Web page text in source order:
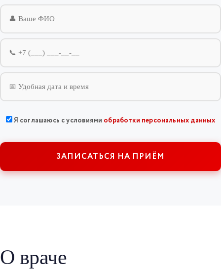
Я соглашаюсь с условиями обработки персональных данных
О враче